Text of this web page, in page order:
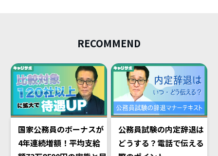
RECOMMEND
国家公務員のボーナスが
4年連続増額！平均支給
公務員試験の内定辞退は
どうする？電話で伝える